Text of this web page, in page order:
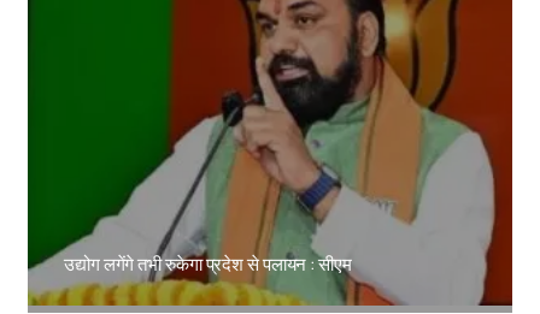
उद्योग लगेंगे तभी रुकेगा प्रदेश से पलायन : सीएम
Amit Lekh